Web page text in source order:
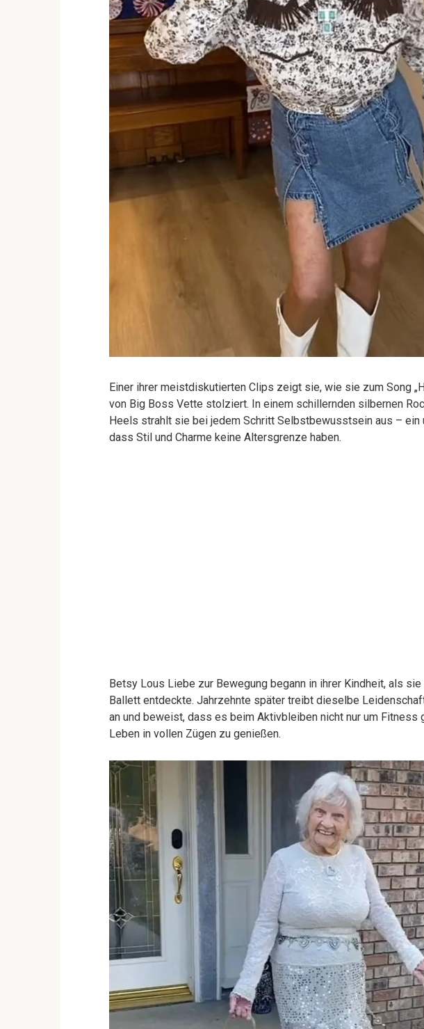
Einer ihrer meistdiskutierten Clips zeigt sie, wie sie zum Song
von Big Boss Vette stolziert. In einem schillernden silbernen
Heels strahlt sie bei jedem Schritt Selbstbewusstsein aus – ein
dass Stil und Charme keine Altersgrenze haben.
Betsy Lous Liebe zur Bewegung begann in ihrer Kindheit, als
Ballett entdeckte. Jahrzehnte später treibt dieselbe
an und beweist, dass es beim Aktivbleiben nicht nur um Fitness
Leben in vollen Zügen zu genießen.